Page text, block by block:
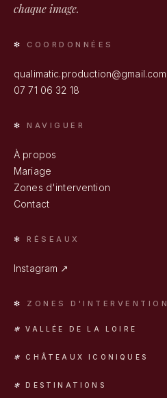
chaque image.
COORDONNÉES
qualimatic.production@gmail.com
07 71 06 32 18
NAVIGUER
À propos
Mariage
Zones d'intervention
Contact
RÉSEAUX
Instagram ↗
ZONES D'INTERVENTION
VALLÉE DE LA LOIRE
Orléans
CHÂTEAUX ICONIQUES
DESTINATIONS